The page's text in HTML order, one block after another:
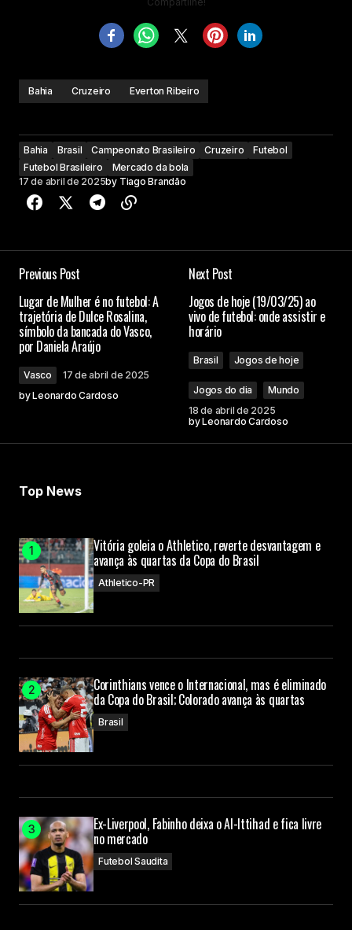
Bahia Cruzeiro Everton Ribeiro
Bahia Brasil Campeonato Brasileiro Cruzeiro
Futebol
Futebol Brasileiro
Mercado da bola
17 de abril de 2025by Tiago Brandão
Previous Post
Lugar de Mulher é no futebol: A
trajetória de Dulce Rosalina,
símbolo da bancada do Vasco,
por Daniela Araújo
Vasco
17 de abril de 2025
byLeonardo Cardoso
Next Post
Jogos de hoje (19/03/25) ao
vivo de futebol: onde assistir e
horário
Brasil Jogos de hoje
Jogos do dia
Mundo
18 de abril de 2025
byLeonardo Cardoso
Top News
Vitória goleia o Athletico, reverte desvantagem e
avança às quartas da Copa do Brasil
Athletico-PR
Corinthians vence o Internacional, mas é eliminado
da Copa do Brasil; Colorado avança às quartas
Brasil
Ex-Liverpool, Fabinho deixa o Al-Ittihad e fica livre
no mercado
Futebol Saudita